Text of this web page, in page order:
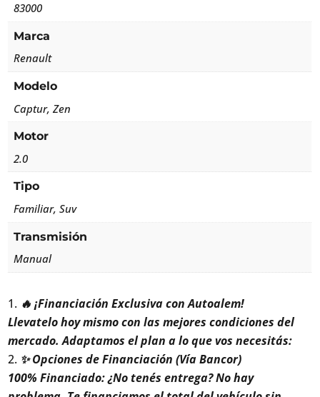
83000
Marca
Renault
Modelo
Captur, Zen
Motor
2.0
Tipo
Familiar, Suv
Transmisión
Manual
🔥 ¡Financiación Exclusiva con Autoalem!
Llevatelo hoy mismo con las mejores condiciones del
mercado. Adaptamos el plan a lo que vos necesitás:
✨ Opciones de Financiación (Vía Bancor)
100% Financiado: ¿No tenés entrega? No hay